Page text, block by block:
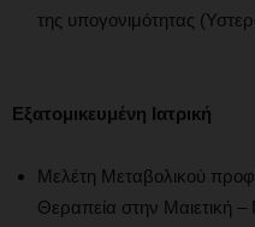
της υπογονιμότητας
Εξατομικευμένη Ιατρική
Μελέτη Μεταβολικού
Θεραπεία στην Μαιετική –